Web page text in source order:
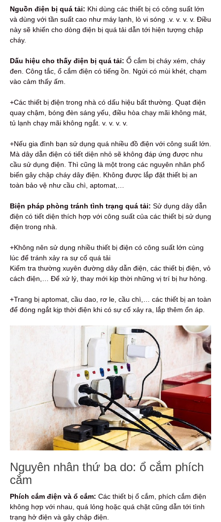
Nguồn điện bị quá tải: Khi dùng các thiết bị có công suất lớn
và dùng với tần suất cao như máy lạnh, lò vi sóng .v. v. v. v. Điều
này sẽ khiến cho dòng điện bị quá tải dẫn tới hiện tượng chập
cháy.
Dấu hiệu cho thấy điện bị quá tải: Ổ cắm bị cháy xém, cháy
đen. Công tắc, ổ cắm điện có tiếng ồn. Ngửi có mùi khét, chạm
vào cảm thấy ấm.
+Các thiết bị điện trong nhà có dấu hiệu bất thường. Quạt điện
quay chậm, bóng đèn sáng yếu, điều hòa chạy mãi không mát,
tủ lạnh chạy mãi không ngắt. v. v. v. v.
+Nếu gia đình bạn sử dụng quá nhiều đồ điện với công suất lớn.
Mà dây dẫn điện có tiết diện nhỏ sẽ không đáp ứng được nhu
cầu sử dụng điện. Thì cũng là một trong các nguyên nhân phổ
biến gây chập cháy dây điện. Không được lắp đặt thiết bị an
toàn bảo vệ như cầu chì, aptomat,…
Biện pháp phòng tránh tình trạng quá tải: Sử dụng dây dẫn
điện có tiết diện thích hợp với công suất của các thiết bị sử dụng
điện trong nhà.
+Không nên sử dụng nhiều thiết bị điện có công suất lớn cùng
lúc để tránh xảy ra sự cố quá tải
Kiểm tra thường xuyên đường dây dẫn điện, các thiết bị điện, vỏ
cách điện,… Để xử lý, thay mới kịp thời những vị trí bị hư hỏng.
+Trang bị aptomat, cầu dao, rơ le, cầu chì,… các thiết bị an toàn
để đóng ngắt kịp thời điện khi có sự cố xảy ra, lắp thêm ổn áp.
Nguyên nhân thứ ba do: ổ cắm phích
cắm
Phích cắm điện và ổ cắm: Các thiết bị ổ cắm, phích cắm điện
không hợp với nhau, quá lỏng hoặc quá chặt cũng dẫn tới tình
trạng hở điện và gây chập điện.